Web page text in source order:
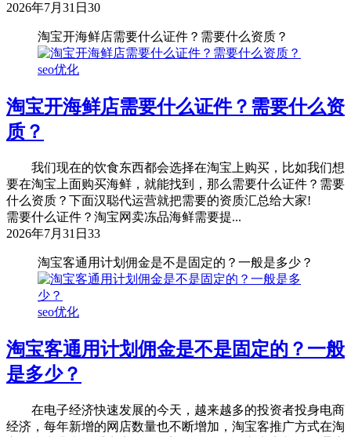
2026年7月31日 30
淘宝开海鲜店需要什么证件？需要什么资质？
seo优化
淘宝开海鲜店需要什么证件？需要什么资
质？
我们现在的饮食东西都会选择在淘宝上购买，比如我们想
要在淘宝上面购买海鲜，就能找到，那么需要什么证件？需要
什么资质？下面汉聪代运营就把需要的资质汇总给大家!
需要什么证件？淘宝网卖冻品海鲜需要提...
2026年7月31日 33
淘宝客通用计划佣金是不是固定的？一般是多少？
seo优化
淘宝客通用计划佣金是不是固定的？一般
是多少？
在电子经济快速发展的今天，越来越多的投资者投身电商
经济，每年新增的网店数量也不断增加，淘宝客推广方式在淘